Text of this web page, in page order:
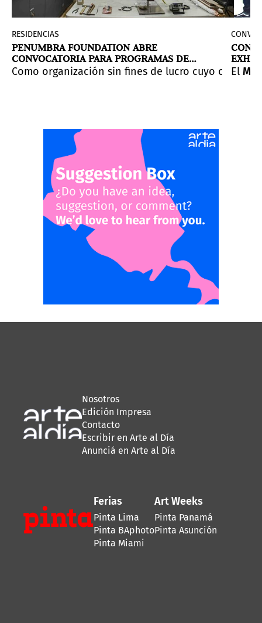
dos programas dedicados a facilitarle
convoca a artistas visuales argentinos a
su NYC Open Call del 1 al 31 de octubre de
RESIDENCIAS
PENUMBRA FOUNDATION ABRE
CONVOCATORIA PARA PROGRAMAS DE
RESIDENCIA
Como organización sin fines de lucro cuyo
El
Nosotros
Edición Impresa
Contacto
Escribir en Arte al Día
Anunciá en Arte al Día
Ferias
Pinta Lima
Pinta BAphoto
Pinta Miami
Art Weeks
Pinta Panamá
Pinta Asunción